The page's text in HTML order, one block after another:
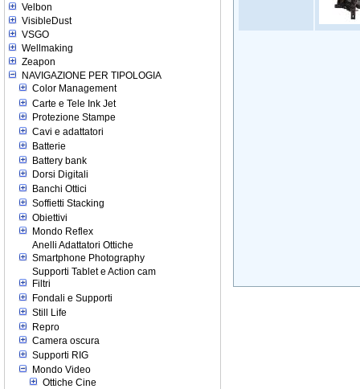
Velbon
VisibleDust
VSGO
Wellmaking
Zeapon
NAVIGAZIONE PER TIPOLOGIA
Color Management
Carte e Tele Ink Jet
Protezione Stampe
Cavi e adattatori
Batterie
Battery bank
Dorsi Digitali
Banchi Ottici
Soffietti Stacking
Obiettivi
Mondo Reflex
Anelli Adattatori Ottiche
Smartphone Photography
Supporti Tablet e Action cam
Filtri
Fondali e Supporti
Still Life
Repro
Camera oscura
Supporti RIG
Mondo Video
Ottiche Cine